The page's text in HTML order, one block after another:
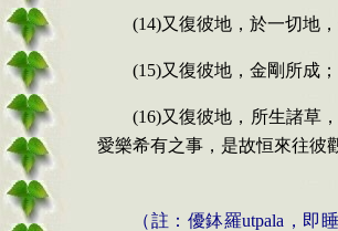
(14)又復彼地，於一切地
(15)又復彼地，金剛所成；
(16)又復彼地，所生諸草
愛樂希有之事，是故恒來往彼
（註：優鉢羅utpala ，即